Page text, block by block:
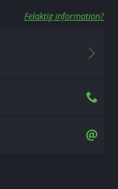
Felaktig information?